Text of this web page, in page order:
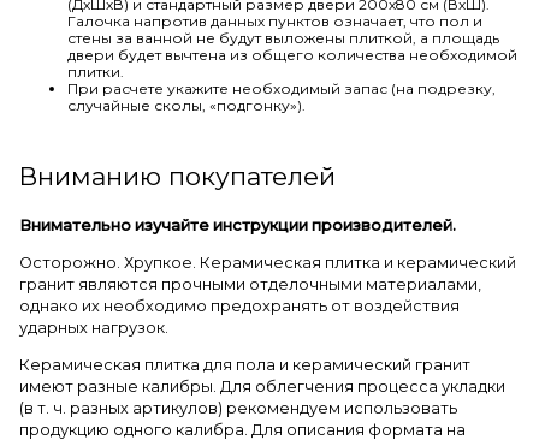
(ДхШхВ) и стандартный размер двери 200х80 см (ВхШ).
Галочка напротив данных пунктов означает, что пол и
стены за ванной не будут выложены плиткой, а площадь
двери будет вычтена из общего количества необходимой
плитки.
При расчете укажите необходимый запас (на подрезку,
случайные сколы, «подгонку»).
Вниманию покупателей
Внимательно изучайте инструкции производителей.
Осторожно. Хрупкое. Керамическая плитка и керамический
гранит являются прочными отделочными материалами,
однако их необходимо предохранять от воздействия
ударных нагрузок.
Керамическая плитка для пола и керамический гранит
имеют разные калибры. Для облегчения процесса укладки
(в т. ч. разных артикулов) рекомендуем использовать
продукцию одного калибра. Для описания формата на